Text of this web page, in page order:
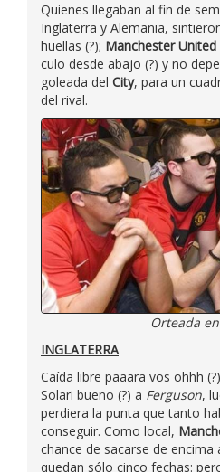
Quienes llegaban al fin de
Inglaterra y Alemania,
huellas (?); Manchester United
culo desde abajo (?) y no
goleada del City, para un
del rival.
Orteada en
INGLATERRA
Caída libre paaara vos ohhh
Solari bueno (?) a Ferguson,
perdiera la punta que tanto
conseguir. Como local,
chance de sacarse de encima
quedan sólo cinco fechas: